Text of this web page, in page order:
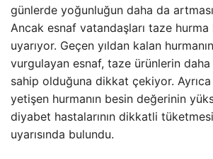
günlerde yoğunluğun daha da
Ancak esnaf vatandaşları taze hurma
uyarıyor. Geçen yıldan kalan
vurgulayan esnaf, taze ürünlerin
sahip olduğuna dikkat çekiyor.
yetişen hurmanın besin değerinin
diyabet hastalarının dikkatli
uyarısında bulundu.